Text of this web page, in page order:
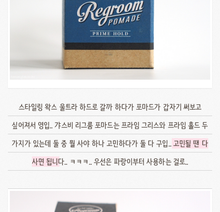
스타일링 왁스 울트라 하드로 갈까 하다가 포마드가 갑자기 써보고
싶어져서 영입.. 갸스비 리그룸 포마드는 프라임 그리스와 프라임 홀드 두
가지가 있는데 둘 중 뭘 사야 하나 고민하다가 둘 다 구입..고민될 땐 다
사면 됩니다.. ㅋㅋㅋ.. 우선은 파랑이부터 사용하는 걸로..